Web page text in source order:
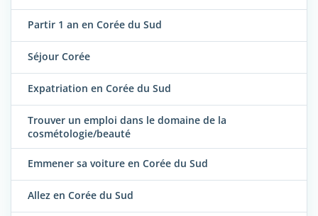
Partir 1 an en Corée du Sud
Séjour Corée
Expatriation en Corée du Sud
Trouver un emploi dans le domaine de la
cosmétologie/beauté
Emmener sa voiture en Corée du Sud
Allez en Corée du Sud